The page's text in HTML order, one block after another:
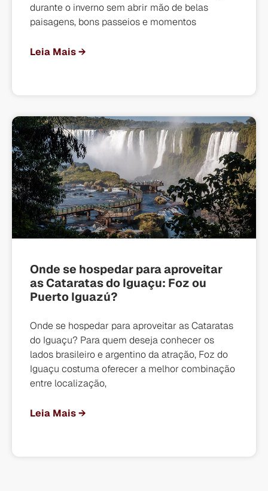
durante o inverno sem abrir mão de belas
paisagens, bons passeios e momentos
Leia Mais →
Onde se hospedar para aproveitar
as Cataratas do Iguaçu: Foz ou
Puerto Iguazú?
Onde se hospedar para aproveitar as Cataratas
do Iguaçu? Para quem deseja conhecer os
lados brasileiro e argentino da atração, Foz do
Iguaçu costuma oferecer a melhor combinação
entre localização,
Leia Mais →